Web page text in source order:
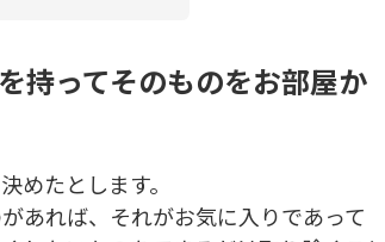
持ってそのものをお部屋か
めたとします。
あれば、それがお気に入りであって